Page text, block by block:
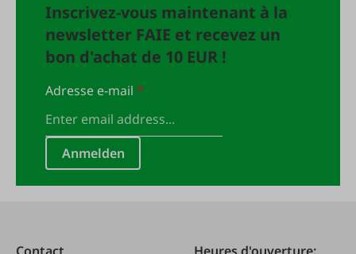
Inscrivez-vous maintenant à la
newsletter FAIE et recevez un
bon d'achat de 10 EUR !
Adresse e-mail*
Anmelden